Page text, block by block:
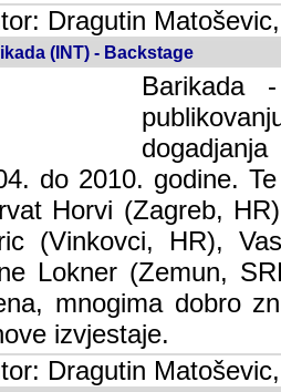
Dragutin
(INT) - Backstage
Barikada
do 2010. godine.
Horvi (Zagreb,
(Vinkovci, HR),
Lokner (Zemun,
mnogima dobro
izvjestaje.
Dragutin